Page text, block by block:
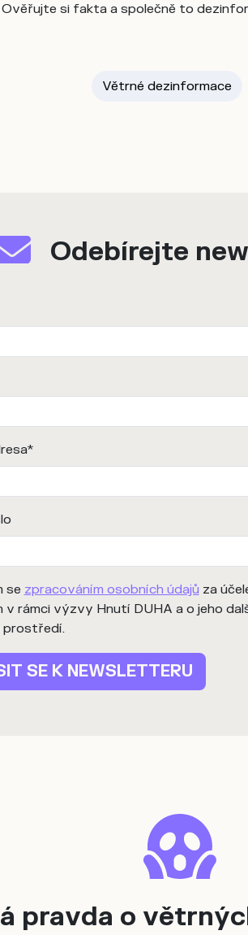
si fakta a společně to
Větrné dezinformace
Odebírejte
*
se zpracováním osobních údajů za
rámci výzvy Hnutí DUHA a o jeho
pravda o